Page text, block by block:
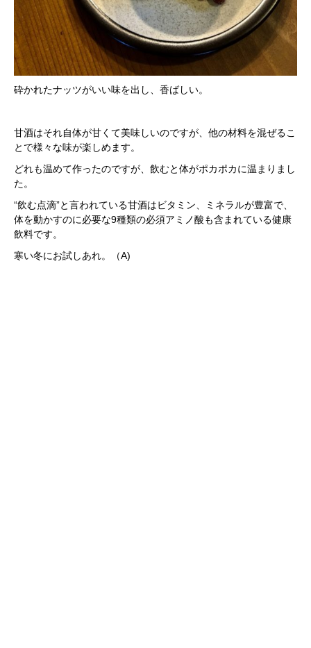
砕かれたナッツがいい味を出し、香ばしい。
甘酒はそれ自体が甘くて美味しいのですが、他の材料を混ぜるこ
とで様々な味が楽しめます。
どれも温めて作ったのですが、飲むと体がポカポカに温まりまし
た。
“飲む点滴”と言われている甘酒はビタミン、ミネラルが豊富で、
体を動かすのに必要な9種類の必須アミノ酸も含まれている健康
飲料です。
寒い冬にお試しあれ。（A)